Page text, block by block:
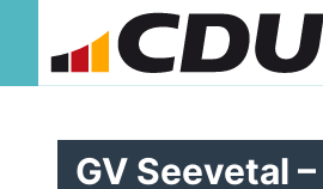
GV Seevetal